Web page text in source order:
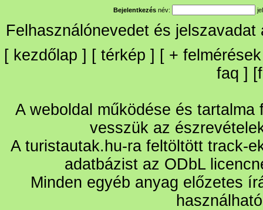
Bejelentkezés név:
Felhasználónevedet és
[ kezdőlap ] [ térkép ] [ + felmérések
faq ] [
A weboldal működése és
vesszük az
A turistautak.hu-ra feltöltött track-
adatbázist az ODbL
Minden egyéb anyag előzetes